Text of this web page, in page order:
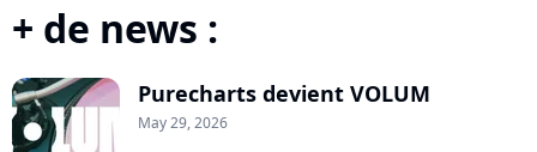
+ de news :
Purecharts devient VOLUM
May 29, 2026